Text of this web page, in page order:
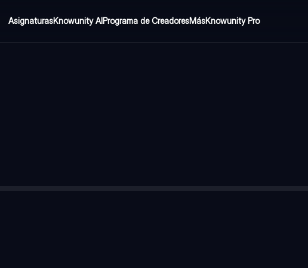
AsignaturasKnowunity AIPrograma de CreadoresMásKnowunity Pro
rivalidades entre potencias